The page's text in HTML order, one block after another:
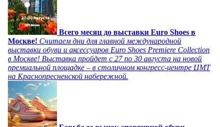
Всего месяц до выставки Euro Shoes в
Москве! Считаем дни для главной международной
выставки обуви и аксессуаров Euro Shoes Premiere Collection
в Москве! Выставка пройдет с 27 по 30 августа на новой
премиальной площадке – в столичном конгресс-центре ЦМТ
на Краснопресненской набережной.